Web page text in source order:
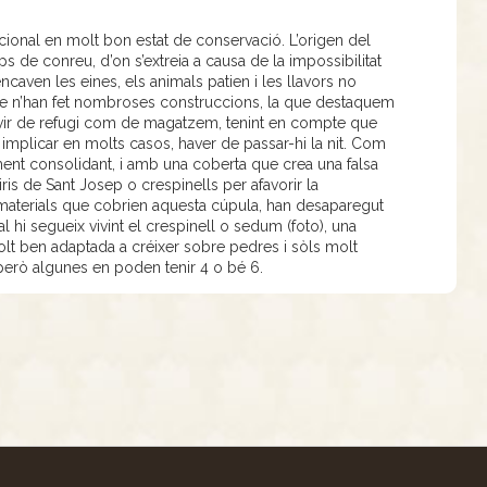
en molt bon estat de conservació. L’origen del
conreu, d’on s’extreia a causa de la impossibilitat
les eines, els animals patien i les llavors no
n’han fet nombroses construccions, la que destaquem
de refugi com de magatzem, tenint en compte que
en molts casos, haver de passar-hi la nit. Com
consolidant, i amb una coberta que crea una falsa
de Sant Josep o crespinells per afavorir la
que cobrien aquesta cúpula, han desaparegut
hi segueix vivint el crespinell o sedum (foto), una
ben adaptada a créixer sobre pedres i sòls molt
algunes en poden tenir 4 o bé 6.